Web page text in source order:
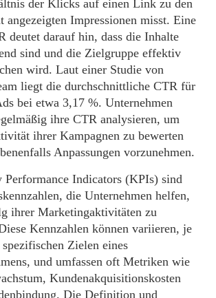
der Klicks auf einen Link zu den
angezeigten Impressionen misst. Eine
deutet darauf hin, dass die Inhalte
sind und die Zielgruppe effektiv
wird. Laut einer Studie von
liegt die durchschnittliche CTR für
bei etwa 3,17 %. Unternehmen
ihre CTR analysieren, um
ihrer Kampagnen zu bewerten
Anpassungen vorzunehmen.
Performance Indicators (KPIs) sind
die Unternehmen helfen,
ihrer Marketingaktivitäten zu
Kennzahlen können variieren, je
spezifischen Zielen eines
und umfassen oft Metriken wie
Kundenakquisitionskosten
Die Definition und